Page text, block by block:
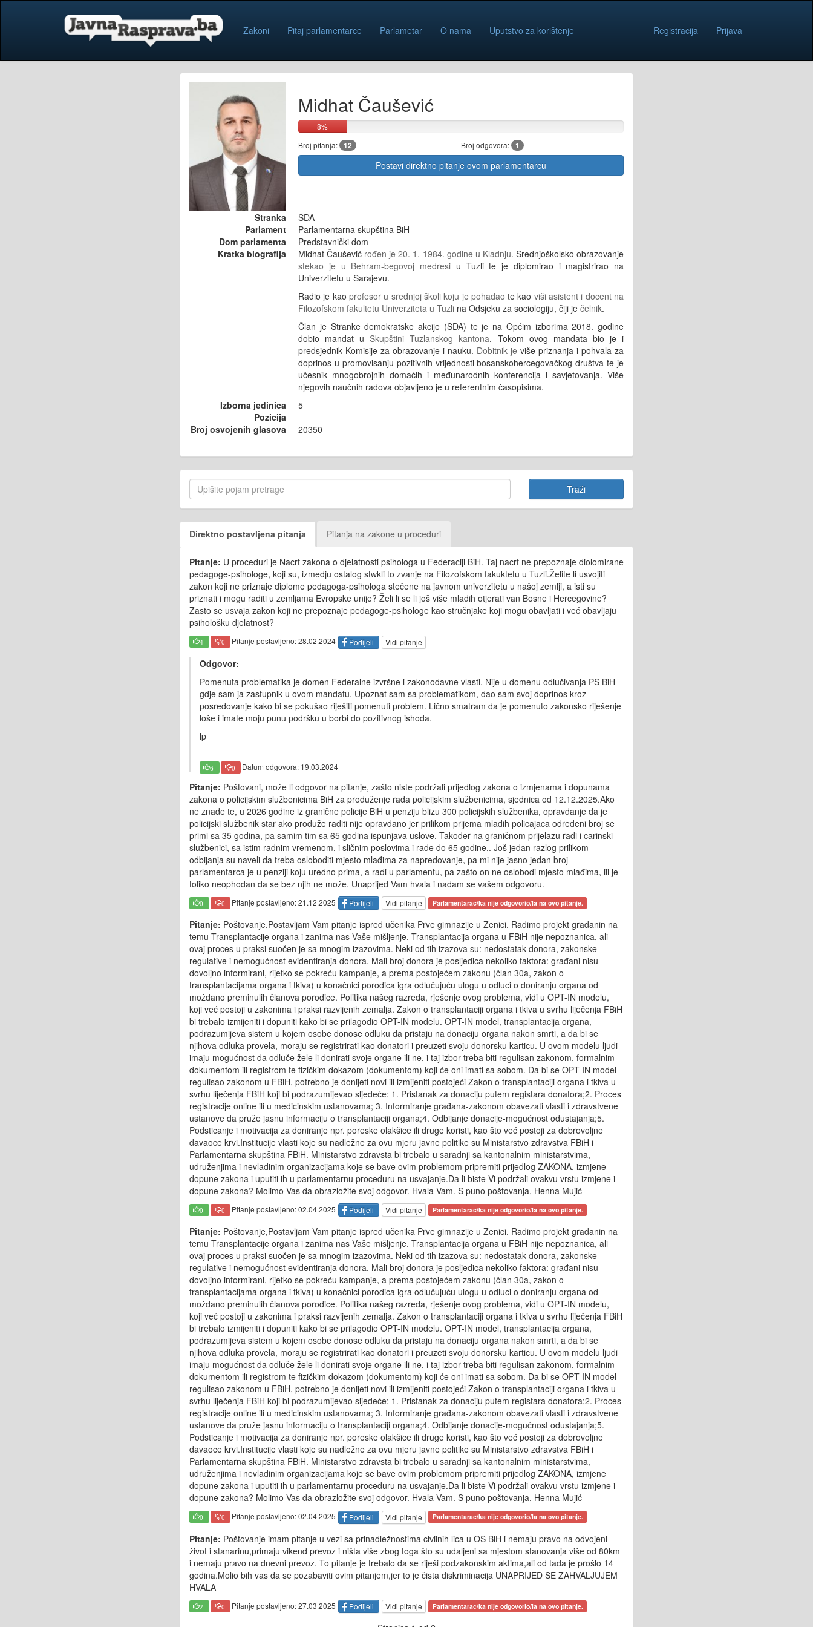
Zakoni Pitaj parlamentarce Parlametar O nama Uputstvo za korištenje Registracija Prijava
Midhat Čaušević
8%
Broj pitanja: 12 Broj odgovora: 1
Postavi direktno pitanje ovom parlamentarcu
Stranka
SDA
Parlament
Parlamentarna skupština BiH
Dom parlamenta
Predstavnički dom
Kratka biografija
Midhat Čaušević rođen je 20. 1. 1984. godine u Kladnju. Srednjoškolsko obrazovanje
stekao je u Behram-begovoj medresi u Tuzli te je diplomirao i magistrirao na
Univerzitetu u Sarajevu.
Radio je kao profesor u srednjoj školi koju je pohađao te kao viši asistent i docent na
Filozofskom fakultetu Univerziteta u Tuzli na Odsjeku za sociologiju, čiji je čelnik.
Član je Stranke demokratske akcije (SDA) te je na Općim izborima 2018. godine
dobio mandat uSkupštini Tuzlanskog kantona. Tokom ovog mandata bio je i
predsjednik Komisije za obrazovanje i nauku. Dobitnik je više priznanja i pohvala za
doprinos u promovisanju pozitivnih vrijednosti bosanskohercegovačkog društva te je
učesnik mnogobrojnih domaćih i međunarodnih konferencija i savjetovanja. Više
njegovih naučnih radova objavljeno je u referentnim časopisima.
Izborna jedinica
5
Pozicija
Broj osvojenih glasova
20350
Direktno postavljena pitanja Pitanja na zakone u proceduri
Pitanje: U proceduri je Nacrt zakona o djelatnosti psihologa u Federaciji BiH. Taj nacrt ne prepoznaje diolomirane
pedagoge-psihologe, koji su, izmedju ostalog stwkli to zvanje na Filozofskom fakuktetu u Tuzli.Želite li usvojiti
zakon koji ne priznaje diplome pedagoga-psihologa stečene na javnom univerzitetu u našoj zemlji, a isti su
priznati i mogu raditi u zemljama Evropske unije? Želi li se li još više mladih otjerati van Bosne i Hercegovine?
Zasto se usvaja zakon koji ne prepoznaje pedagoge-psihologe kao stručnjake koji mogu obavljati i već obavljaju
psihološku djelatnost?
4 0 Pitanje postavljeno: 28.02.2024 Podijeli Vidi pitanje
Odgovor:
Pomenuta problematika je domen Federalne izvršne i zakonodavne vlasti. Nije u domenu odlučivanja PS BiH
gdje sam ja zastupnik u ovom mandatu. Upoznat sam sa problematikom, dao sam svoj doprinos kroz
posredovanje kako bi se pokušao riješiti pomenuti problem. Lično smatram da je pomenuto zakonsko riješenje
loše i imate moju punu podršku u borbi do pozitivnog ishoda.
lp
6 0 Datum odgovora: 19.03.2024
Pitanje: Poštovani, može li odgovor na pitanje, zašto niste podržali prijedlog zakona o izmjenama i dopunama
zakona o policijskim službenicima BiH za produženje rada policijskim službenicima, sjednica od 12.12.2025.Ako
ne znade te, u 2026 godine iz granične policije BiH u penziju blizu 300 policijskih službenika, opravdanje da je
policijski službenik star ako produže raditi nije opravdano jer prilikom prijema mladih policajaca određeni broj se
primi sa 35 godina, pa samim tim sa 65 godina ispunjava uslove. Također na graničnom prijelazu radi i carinski
službenici, sa istim radnim vremenom, i sličnim poslovima i rade do 65 godine,. Još jedan razlog prilikom
odbijanja su naveli da treba osloboditi mjesto mlađima za napredovanje, pa mi nije jasno jedan broj
parlamentarca je u penziji koju uredno prima, a radi u parlamentu, pa zašto on ne oslobodi mjesto mlađima, ili je
toliko neophodan da se bez njih ne može. Unaprijed Vam hvala i nadam se vašem odgovoru.
0 0 Pitanje postavljeno: 21.12.2025 Podijeli Vidi pitanje Parlamentarac/ka nije odgovorio/la na ovo pitanje.
Pitanje: Poštovanje,Postavljam Vam pitanje ispred učenika Prve gimnazije u Zenici. Radimo projekt građanin na
temu Transplantacije organa i zanima nas Vaše mišljenje. Transplantacija organa u FBiH nije nepoznanica, ali
ovaj proces u praksi suočen je sa mnogim izazovima. Neki od tih izazova su: nedostatak donora, zakonske
regulative i nemogućnost evidentiranja donora. Mali broj donora je posljedica nekoliko faktora: građani nisu
dovoljno informirani, rijetko se pokreću kampanje, a prema postojećem zakonu (član 30a, zakon o
transplantacijama organa i tkiva) u konačnici porodica igra odlučujuću ulogu u odluci o doniranju organa od
moždano preminulih članova porodice. Politika našeg razreda, rješenje ovog problema, vidi u OPT-IN modelu,
koji već postoji u zakonima i praksi razvijenih zemalja. Zakon o transplantaciji organa i tkiva u svrhu liječenja FBiH
bi trebalo izmijeniti i dopuniti kako bi se prilagodio OPT-IN modelu. OPT-IN model, transplantacija organa,
podrazumijeva sistem u kojem osobe donose odluku da pristaju na donaciju organa nakon smrti, a da bi se
njihova odluka provela, moraju se registrirati kao donatori i preuzeti svoju donorsku karticu. U ovom modelu ljudi
imaju mogućnost da odluče žele li donirati svoje organe ili ne, i taj izbor treba biti regulisan zakonom, formalnim
dokumentom ili registrom te fizičkim dokazom (dokumentom) koji će oni imati sa sobom. Da bi se OPT-IN model
regulisao zakonom u FBiH, potrebno je donijeti novi ili izmijeniti postojeći Zakon o transplantaciji organa i tkiva u
svrhu liječenja FBiH koji bi podrazumijevao sljedeće: 1. Pristanak za donaciju putem registara donatora;2. Proces
registracije online ili u medicinskim ustanovama; 3. Informiranje građana-zakonom obavezati vlasti i zdravstvene
ustanove da pruže jasnu informaciju o transplantaciji organa;4. Odbijanje donacije-mogućnost odustajanja;5.
Podsticanje i motivacija za doniranje npr. poreske olakšice ili druge koristi, kao što već postoji za dobrovoljne
davaoce krvi.Institucije vlasti koje su nadležne za ovu mjeru javne politike su Ministarstvo zdravstva FBiH i
Parlamentarna skupština FBiH. Ministarstvo zdravsta bi trebalo u saradnji sa kantonalnim ministarstvima,
udruženjima i nevladinim organizacijama koje se bave ovim problemom pripremiti prijedlog ZAKONA, izmjene
dopune zakona i uputiti ih u parlamentarnu proceduru na usvajanje.Da li biste Vi podržali ovakvu vrstu izmjene i
dopune zakona? Molimo Vas da obrazložite svoj odgovor. Hvala Vam. S puno poštovanja, Henna Mujić
0 0 Pitanje postavljeno: 02.04.2025 Podijeli Vidi pitanje Parlamentarac/ka nije odgovorio/la na ovo pitanje.
Pitanje: Poštovanje,Postavljam Vam pitanje ispred učenika Prve gimnazije u Zenici. Radimo projekt građanin na
temu Transplantacije organa i zanima nas Vaše mišljenje. Transplantacija organa u FBiH nije nepoznanica, ali
ovaj proces u praksi suočen je sa mnogim izazovima. Neki od tih izazova su: nedostatak donora, zakonske
regulative i nemogućnost evidentiranja donora. Mali broj donora je posljedica nekoliko faktora: građani nisu
dovoljno informirani, rijetko se pokreću kampanje, a prema postojećem zakonu (član 30a, zakon o
transplantacijama organa i tkiva) u konačnici porodica igra odlučujuću ulogu u odluci o doniranju organa od
moždano preminulih članova porodice. Politika našeg razreda, rješenje ovog problema, vidi u OPT-IN modelu,
koji već postoji u zakonima i praksi razvijenih zemalja. Zakon o transplantaciji organa i tkiva u svrhu liječenja FBiH
bi trebalo izmijeniti i dopuniti kako bi se prilagodio OPT-IN modelu. OPT-IN model, transplantacija organa,
podrazumijeva sistem u kojem osobe donose odluku da pristaju na donaciju organa nakon smrti, a da bi se
njihova odluka provela, moraju se registrirati kao donatori i preuzeti svoju donorsku karticu. U ovom modelu ljudi
imaju mogućnost da odluče žele li donirati svoje organe ili ne, i taj izbor treba biti regulisan zakonom, formalnim
dokumentom ili registrom te fizičkim dokazom (dokumentom) koji će oni imati sa sobom. Da bi se OPT-IN model
regulisao zakonom u FBiH, potrebno je donijeti novi ili izmijeniti postojeći Zakon o transplantaciji organa i tkiva u
svrhu liječenja FBiH koji bi podrazumijevao sljedeće: 1. Pristanak za donaciju putem registara donatora;2. Proces
registracije online ili u medicinskim ustanovama; 3. Informiranje građana-zakonom obavezati vlasti i zdravstvene
ustanove da pruže jasnu informaciju o transplantaciji organa;4. Odbijanje donacije-mogućnost odustajanja;5.
Podsticanje i motivacija za doniranje npr. poreske olakšice ili druge koristi, kao što već postoji za dobrovoljne
davaoce krvi.Institucije vlasti koje su nadležne za ovu mjeru javne politike su Ministarstvo zdravstva FBiH i
Parlamentarna skupština FBiH. Ministarstvo zdravsta bi trebalo u saradnji sa kantonalnim ministarstvima,
udruženjima i nevladinim organizacijama koje se bave ovim problemom pripremiti prijedlog ZAKONA, izmjene
dopune zakona i uputiti ih u parlamentarnu proceduru na usvajanje.Da li biste Vi podržali ovakvu vrstu izmjene i
dopune zakona? Molimo Vas da obrazložite svoj odgovor. Hvala Vam. S puno poštovanja, Henna Mujić
0 0 Pitanje postavljeno: 02.04.2025 Podijeli Vidi pitanje Parlamentarac/ka nije odgovorio/la na ovo pitanje.
Pitanje: Poštovanje imam pitanje u vezi sa prinadležnostima civilnih lica u OS BiH i nemaju pravo na odvojeni
život i stanarinu,primaju vikend prevoz i ništa više zbog toga što su udaljeni sa mjestom stanovanja više od 80km
i nemaju pravo na dnevni prevoz. To pitanje je trebalo da se riješi podzakonskim aktima,ali od tada je prošlo 14
godina.Molio bih vas da se pozabaviti ovim pitanjem,jer to je čista diskriminacija UNAPRIJED SE ZAHVALJUJEM
HVALA
2 0 Pitanje postavljeno: 27.03.2025 Podijeli Vidi pitanje Parlamentarac/ka nije odgovorio/la na ovo pitanje.